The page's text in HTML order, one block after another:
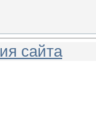
сайта